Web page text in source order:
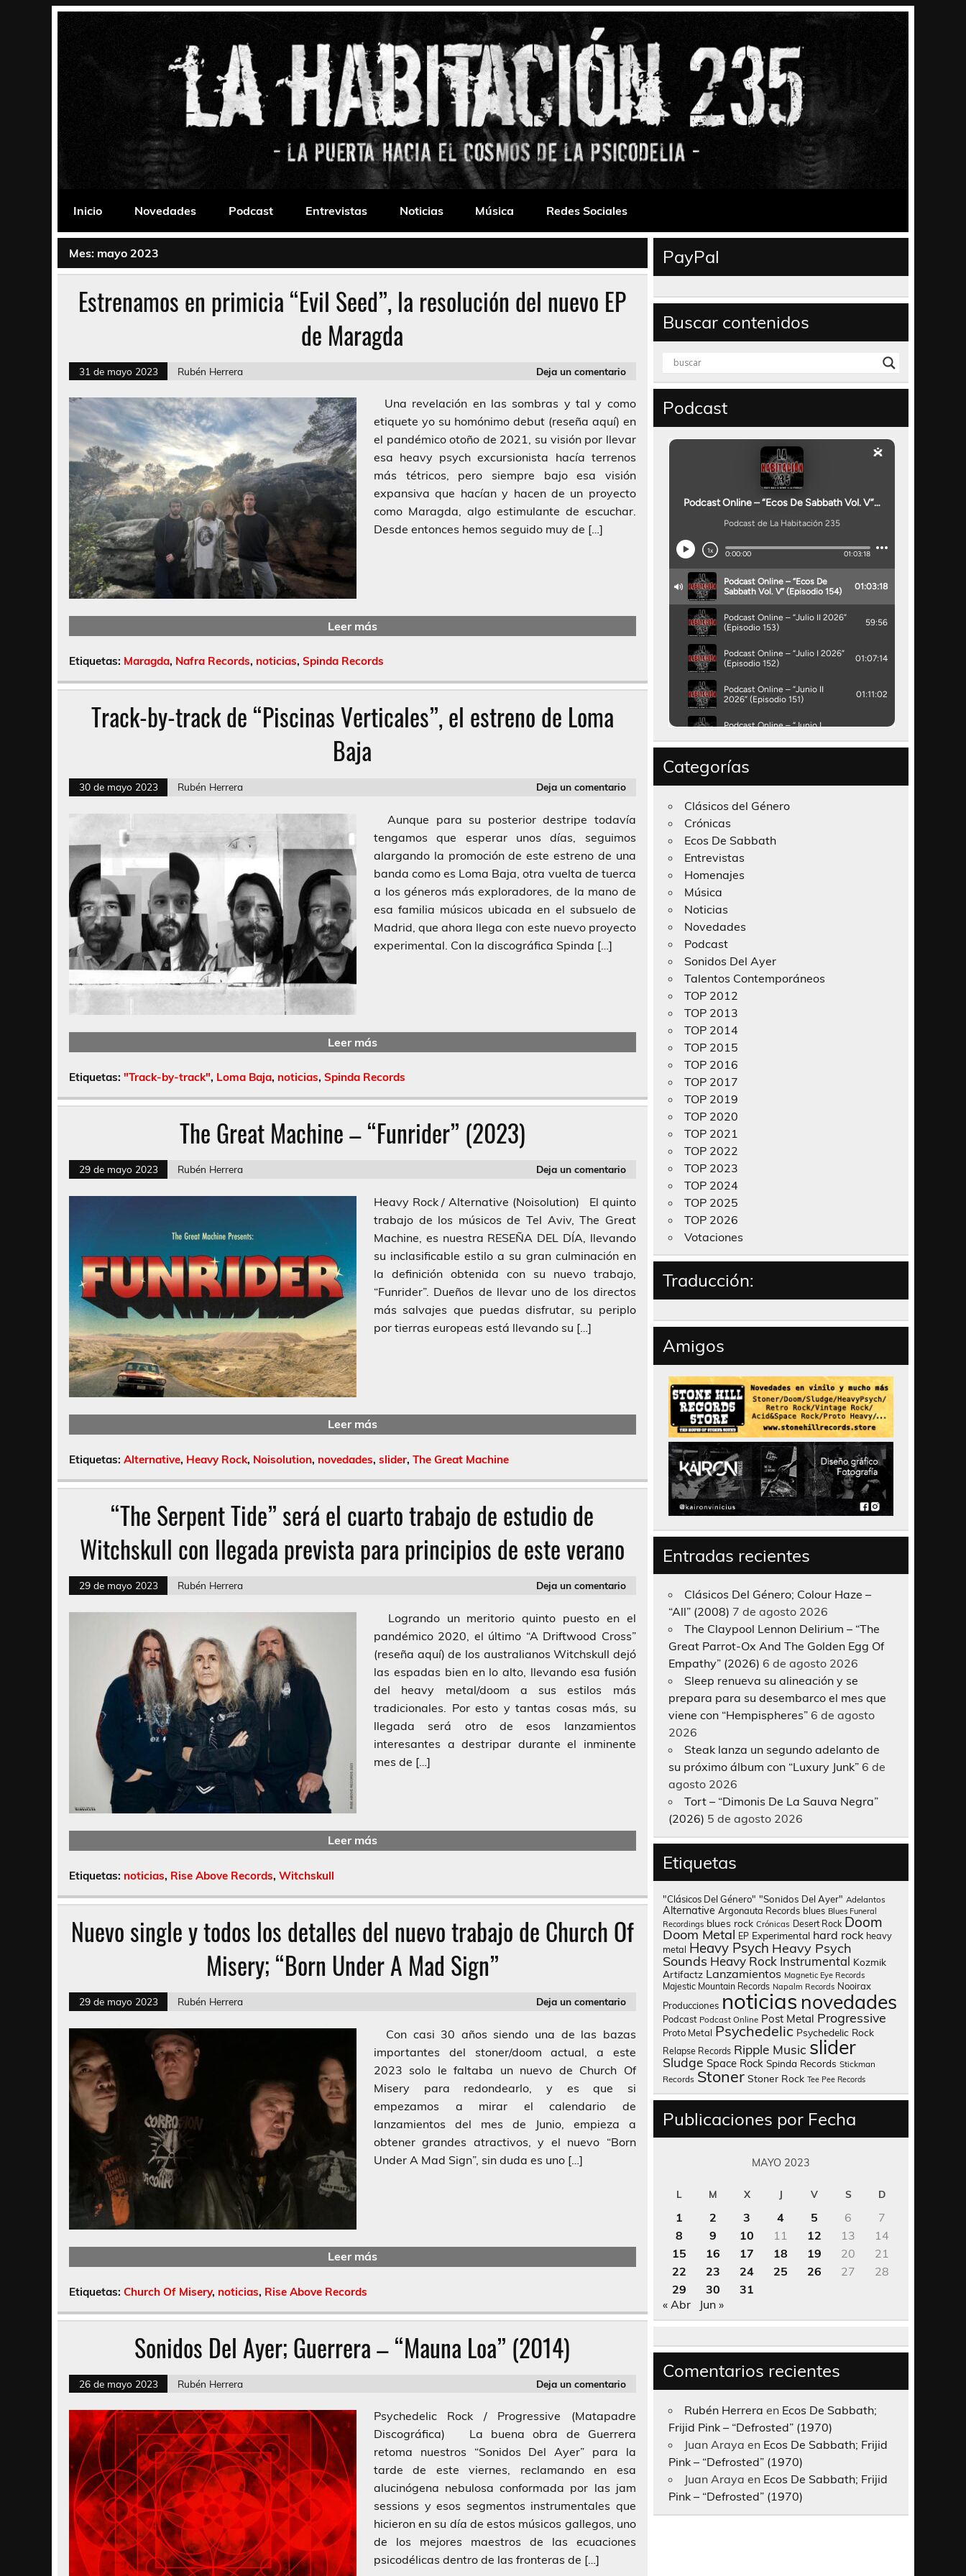
La Habitación 235
Inicio
Novedades Podcast Entrevistas Noticias Música Redes Sociales
Mes: mayo 2023
Estrenamos en primicia “Evil Seed”, la resolución del nuevo EP
de Maragda
31 de mayo 2023 Rubén Herrera Deja un comentario
Una revelación en las sombras y tal y como
etiquete yo su homónimo debut (reseña aquí) en
el pandémico otoño de 2021, su visión por llevar
esa heavy psych excursionista hacía terrenos
más tétricos, pero siempre bajo esa visión
expansiva que hacían y hacen de un proyecto
como Maragda, algo estimulante de escuchar.
Desde entonces hemos seguido muy de […]
Leer más
Etiquetas: Maragda, Nafra Records, noticias, Spinda Records
Track-by-track de “Piscinas Verticales”, el estreno de Loma
Baja
30 de mayo 2023 Rubén Herrera Deja un comentario
Aunque para su posterior destripe todavía
tengamos que esperar unos días, seguimos
alargando la promoción de este estreno de una
banda como es Loma Baja, otra vuelta de tuerca
a los géneros más exploradores, de la mano de
esa familia músicos ubicada en el subsuelo de
Madrid, que ahora llega con este nuevo proyecto
experimental. Con la discográfica Spinda […]
Leer más
Etiquetas: "Track-by-track", Loma Baja, noticias, Spinda Records
The Great Machine – “Funrider” (2023)
29 de mayo 2023 Rubén Herrera Deja un comentario
Heavy Rock / Alternative (Noisolution) El quinto
trabajo de los músicos de Tel Aviv, The Great
Machine, es nuestra RESEÑA DEL DÍA, llevando
su inclasificable estilo a su gran culminación en
la definición obtenida con su nuevo trabajo,
“Funrider”. Dueños de llevar uno de los directos
más salvajes que puedas disfrutar, su periplo
por tierras europeas está llevando su […]
Leer más
Etiquetas: Alternative, Heavy Rock, Noisolution, novedades, slider, The Great Machine
“The Serpent Tide” será el cuarto trabajo de estudio de
Witchskull con llegada prevista para principios de este verano
29 de mayo 2023 Rubén Herrera Deja un comentario
Logrando un meritorio quinto puesto en el
pandémico 2020, el último “A Driftwood Cross”
(reseña aquí) de los australianos Witchskull dejó
las espadas bien en lo alto, llevando esa fusión
del heavy metal/doom a sus estilos más
tradicionales. Por esto y tantas cosas más, su
llegada será otro de esos lanzamientos
interesantes a destripar durante el inminente
mes de […]
Leer más
Etiquetas: noticias, Rise Above Records, Witchskull
Nuevo single y todos los detalles del nuevo trabajo de Church Of
Misery; “Born Under A Mad Sign”
29 de mayo 2023 Rubén Herrera Deja un comentario
Con casi 30 años siendo una de las bazas
importantes del stoner/doom actual, a este
2023 solo le faltaba un nuevo de Church Of
Misery para redondearlo, y es que si
empezamos a mirar el calendario de
lanzamientos del mes de Junio, empieza a
obtener grandes atractivos, y el nuevo “Born
Under A Mad Sign”, sin duda es uno […]
Leer más
Etiquetas: Church Of Misery, noticias, Rise Above Records
Sonidos Del Ayer; Guerrera – “Mauna Loa” (2014)
26 de mayo 2023 Rubén Herrera Deja un comentario
Psychedelic Rock / Progressive (Matapadre
Discográfica) La buena obra de Guerrera
retoma nuestros “Sonidos Del Ayer” para la
tarde de este viernes, reclamando en esa
alucinógena nebulosa conformada por las jam
sessions y esos segmentos instrumentales que
hicieron en su día de estos músicos gallegos, uno
de los mejores maestros de las ecuaciones
psicodélicas dentro de las fronteras de […]
PayPal
Buscar contenidos
Podcast
Categorías
Clásicos del Género
Crónicas
Ecos De Sabbath
Entrevistas
Homenajes
Música
Noticias
Novedades
Podcast
Sonidos Del Ayer
Talentos Contemporáneos
TOP 2012
TOP 2013
TOP 2014
TOP 2015
TOP 2016
TOP 2017
TOP 2019
TOP 2020
TOP 2021
TOP 2022
TOP 2023
TOP 2024
TOP 2025
TOP 2026
Votaciones
Traducción:
Amigos
Entradas recientes
Clásicos Del Género; Colour Haze –
“All” (2008) 7 de agosto 2026
The Claypool Lennon Delirium – “The
Great Parrot-Ox And The Golden Egg Of
Empathy” (2026) 6 de agosto 2026
Sleep renueva su alineación y se
prepara para su desembarco el mes que
viene con “Hempispheres” 6 de agosto
2026
Steak lanza un segundo adelanto de
su próximo álbum con “Luxury Junk” 6 de
agosto 2026
Tort – “Dimonis De La Sauva Negra”
(2026) 5 de agosto 2026
Etiquetas
"Clásicos Del Género" "Sonidos Del Ayer" Adelantos
Alternative Argonauta Records blues Blues Funeral
Recordings blues rock Crónicas Desert Rock Doom
Doom Metal EP Experimental hard rock heavy
metal Heavy Psych Heavy Psych
Sounds Heavy Rock Instrumental Kozmik
Artifactz Lanzamientos Magnetic Eye Records
Majestic Mountain Records Napalm Records Nooirax
Producciones noticias novedades
Podcast Podcast Online Post Metal Progressive
Proto Metal Psychedelic Psychedelic Rock
Relapse Records Ripple Music slider
Sludge Space Rock Spinda Records Stickman
Records Stoner Stoner Rock Tee Pee Records
Publicaciones por Fecha
MAYO 2023
L M X J V S D
1 2 3 4 5 6
7
8
9 10 11 12 13
14
15
16 17 18 19 20
21
22
23 24 25 26 27
28
29
30
31
« Abr
Jun »
Comentarios recientes
Rubén Herrera en Ecos De Sabbath;
Frijid Pink – “Defrosted” (1970)
Juan Araya en Ecos De Sabbath; Frijid
Pink – “Defrosted” (1970)
Juan Araya en Ecos De Sabbath; Frijid
Pink – “Defrosted” (1970)